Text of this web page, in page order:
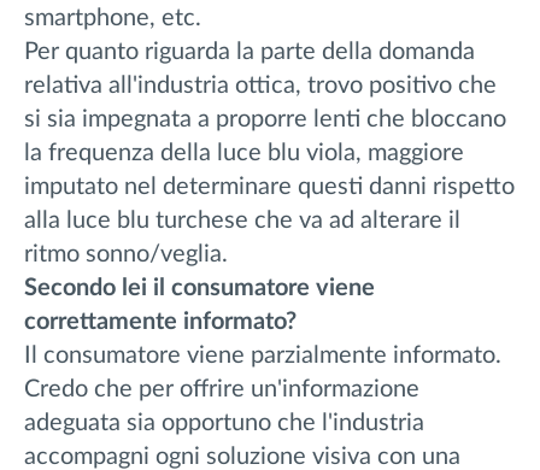
smartphone, etc.
Per quanto riguarda la parte della domanda
relativa all'industria ottica, trovo positivo che
si sia impegnata a proporre lenti che bloccano
la frequenza della luce blu viola, maggiore
imputato nel determinare questi danni rispetto
alla luce blu turchese che va ad alterare il
ritmo sonno/veglia.
Secondo lei il consumatore viene
correttamente informato?
Il consumatore viene parzialmente informato.
Credo che per offrire un'informazione
adeguata sia opportuno che l'industria
accompagni ogni soluzione visiva con una